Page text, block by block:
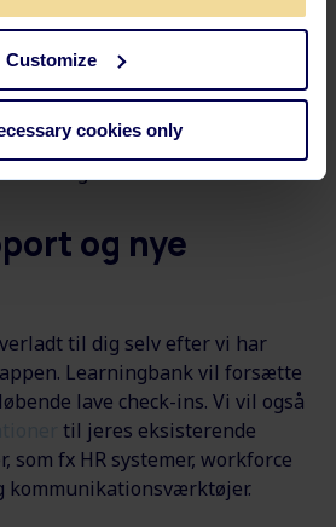
Customize
cookies only
for barrierer for målgruppen
der passer til din
og nye
til dig selv efter vi har
Learningbank vil forsætte
lave check-ins. Vi vil også
til jeres eksisterende
som fx HR systemer, workforce
kommunikationsværktøjer.